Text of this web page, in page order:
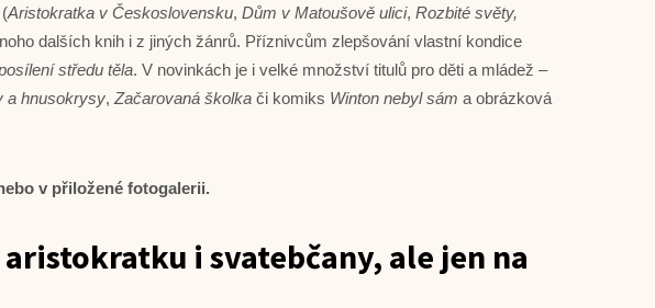
Aristokratka v Československu, Dům v Matoušově ulici, Rozbité světy,
dalších knih i z jiných žánrů. Příznivcům zlepšování vlastní kondice
středu těla. V novinkách je i velké množství titulů pro děti a mládež –
a hnusokrysy, Začarovaná školkači komiks Winton nebyl sám a obrázková
v přiložené fotogalerii.
i svatebčany, ale jen na